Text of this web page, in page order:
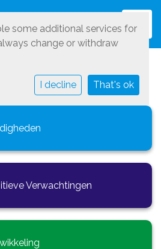
Verwachtingen
some additional services for
change or withdraw
I decline That's ok